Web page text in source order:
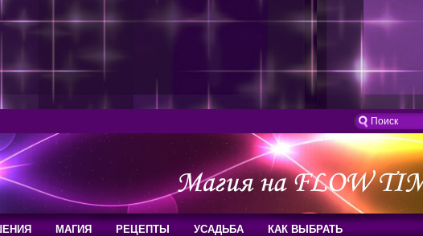
МАГИЯ РЕЦЕПТЫ УСАДЬБА КАК ВЫБРАТЬ